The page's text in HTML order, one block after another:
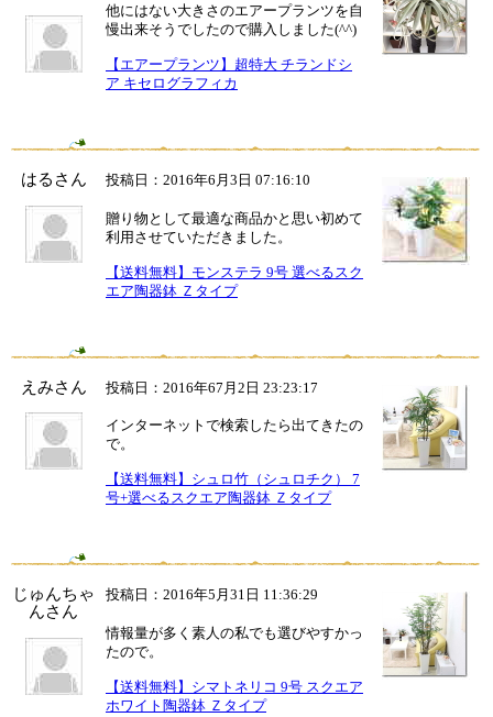
他にはない大きさのエアープランツを自
慢出来そうでしたので購入しました(^^)
【エアープランツ】超特大 チランドシ
ア キセログラフィカ
はるさん 投稿日：2016年6月3日 07:16:10
贈り物として最適な商品かと思い初めて
利用させていただきました。
【送料無料】モンステラ 9号 選べるスク
エア陶器鉢 Ｚタイプ
えみさん 投稿日：2016年67月2日 23:23:17
インターネットで検索したら出てきたの
で。
【送料無料】シュロ竹（シュロチク） 7
号+選べるスクエア陶器鉢 Ｚタイプ
じゅんちゃ
んさん
投稿日：2016年5月31日 11:36:29
情報量が多く素人の私でも選びやすかっ
たので。
【送料無料】シマトネリコ 9号 スクエア
ホワイト陶器鉢 Ｚタイプ